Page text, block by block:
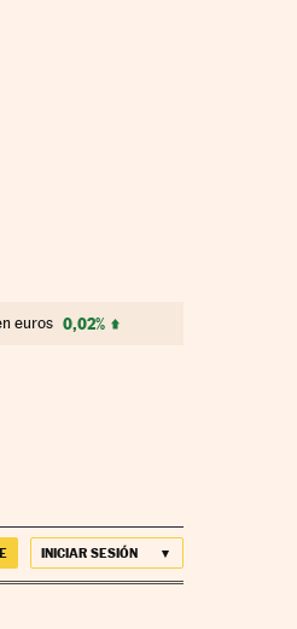
euros 0,02%
INICIAR SESIÓN